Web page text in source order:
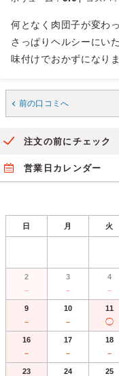
何となく肉団子が変わ
さっぱりヘルシーにい
味付けでおかずになり
前の口コミへ
注文の前にチェック
営業日カレンダー
日 月 火
2
－
3
－
4
－
9
－
10
－
11
◯
16
－
17
－
18
－
23 24 25